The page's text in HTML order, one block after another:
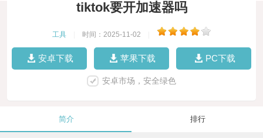
tiktok要开加速器吗
工具 时间：2025-11-02
安卓下载 苹果下载 PC下载
安卓市场，安全绿色
简介 排行